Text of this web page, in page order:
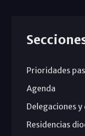
Prioridades
Agenda
Delegaciones
Residencias